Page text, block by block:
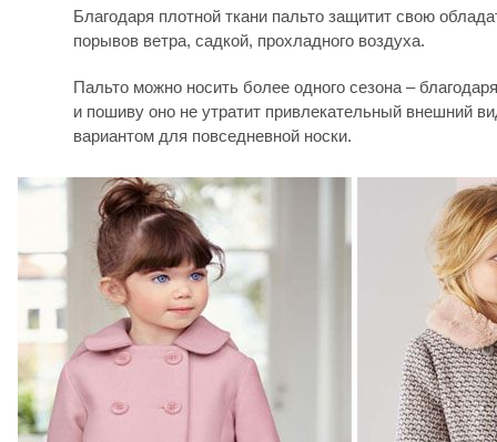
Благодаря плотной ткани пальто защитит свою
порывов ветра, садкой, прохладного воздуха.
Пальто можно носить более одного сезона –
и пошиву оно не утратит привлекательный внешний
вариантом для повседневной носки.